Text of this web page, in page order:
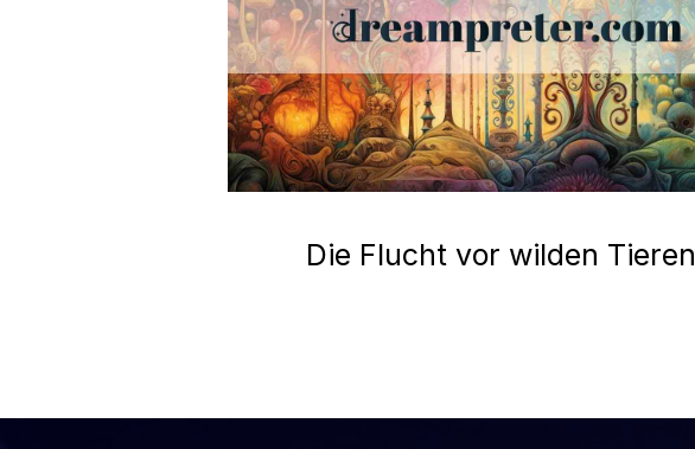
Die Flucht vor wilden Tieren